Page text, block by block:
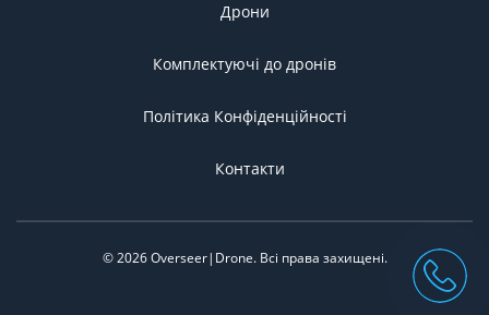
Дрони
Комплектуючі до дронів
Політика Конфіденційності
Контакти
©2026Overseer|Drone. Всі права захищені.